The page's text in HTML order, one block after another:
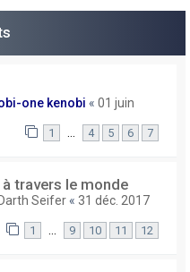
h
r
one kenobi « 01 juin
1 4 5 6 7
travers le monde
Darth Seifer « 31 déc. 2017
1 … 9 10 11 12